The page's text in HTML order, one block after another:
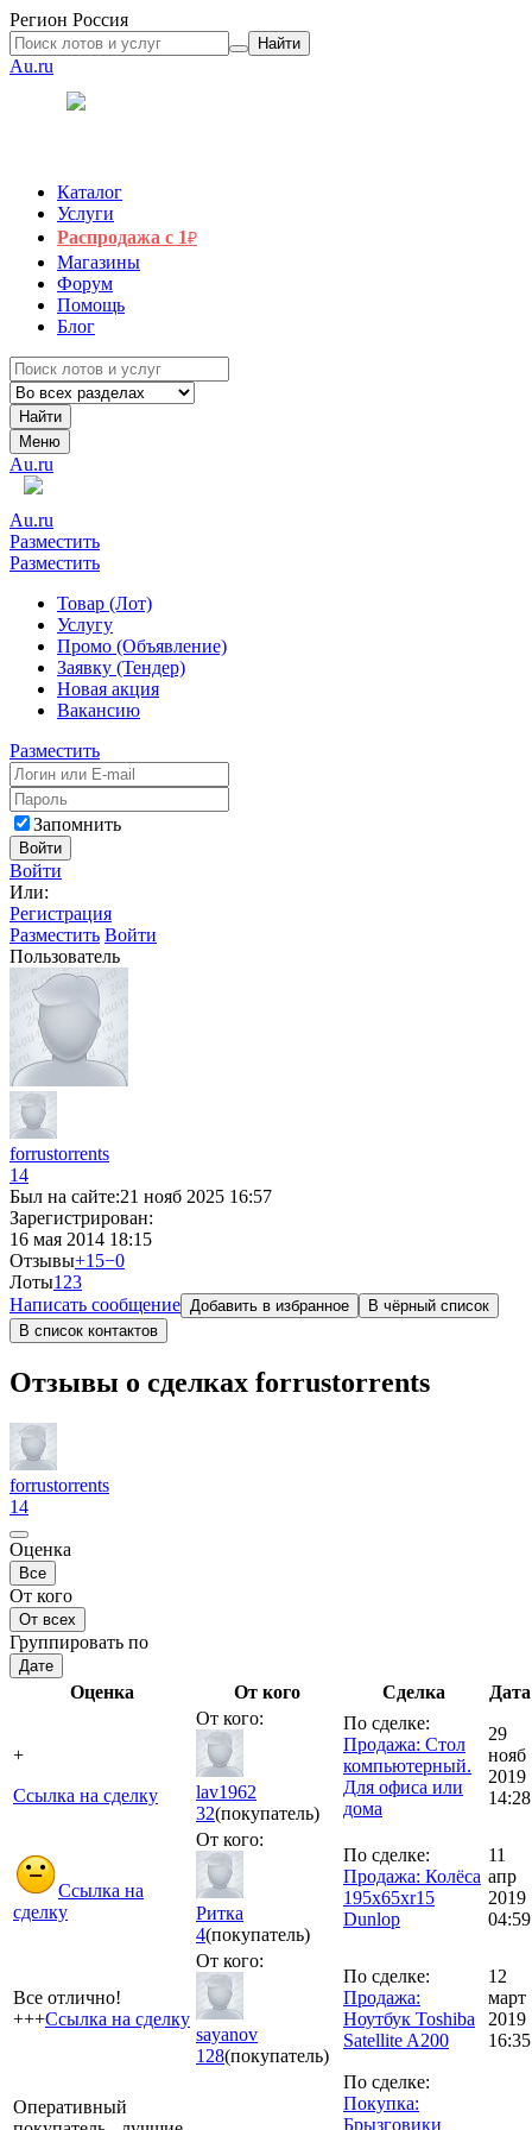
Регион Россия
Найти
Au.ru
Каталог
Услуги
Распродажа с 1₽
Магазины
Форум
Помощь
Блог
Найти
Меню
Au.ru
Au.ru
Разместить
Разместить
Товар (Лот)
Услугу
Промо (Объявление)
Заявку (Тендер)
Новая акция
Вакансию
Разместить
Запомнить
Войти
Войти
Или:
Регистрация
Разместить Войти
Пользователь
forrustorrents
14
Был на сайте:21 нояб 2025 16:57
Зарегистрирован:
16 мая 2014 18:15
Отзывы+15−0
Лоты1 23
Написать сообщение Добавить в избранное
В чёрный список
В список контактов
Отзывы о сделках forrustorrents
forrustorrents
14
Оценка
Все
От кого
От всех
Группировать по
Дате
Оценка От кого Сделка Дата
+
Ссылка на сделку
От кого:
lav1962
32(покупатель)
По сделке:
Продажа: Стол
компьютерный.
Для офиса или
дома
29
нояб
2019
14:28
Ссылка на
сделку
От кого:
Ритка
4(покупатель)
По сделке:
Продажа: Колёса
195х65хr15
Dunlop
11
апр
2019
04:59
Все отлично!
+++Ссылка на сделку
От кого:
sayanov
128(покупатель)
По сделке:
Продажа:
Ноутбук Toshiba
Satellite A200
12
март
2019
16:35
Оперативный
По сделке:
Покупка:
Брызговики